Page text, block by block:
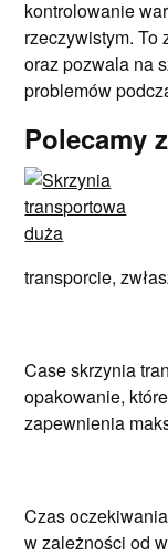
kontrolowanie
rzeczywistym. To
oraz pozwala na
problemów
Polecamy
transporcie,
Case skrzynia
opakowanie,
zapewnienia
Czas
w zależności od